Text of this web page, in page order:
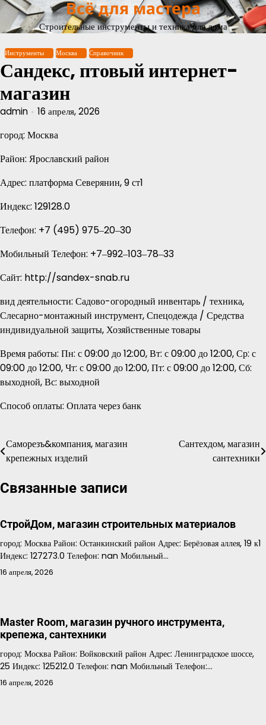
Перейти
содержимому
Всё для мастера
Строительные инструменты и техника для дома
Инструменты Москва Справочник
Сандекс, птовый интернет-
магазин
admin 16 апреля, 2026
город: Москва
Район: Ярославский район
Адрес: платформа Северянин, 9 ст1
Индекс: 129128.0
Телефон: +7 (495) 975‒20‒30
Мобильный Телефон: +7‒992‒103‒78‒33
Сайт: http://sandex-snab.ru
вид деятельности: Садово-огородный инвентарь / техника,
Слесарно-монтажный инструмент, Спецодежда / Средства
индивидуальной защиты, Хозяйственные товары
Время работы: Пн: с 09:00 до 12:00, Вт: с 09:00 до 12:00, Ср: с
09:00 до 12:00, Чт: с 09:00 до 12:00, Пт: с 09:00 до 12:00, Сб:
выходной, Вс: выходной
Способ оплаты: Оплата через банк
Навигация
по
записям
Саморезъ&компания, магазин
крепежных изделий
Сантехдом, магазин
сантехники
Связанные записи
СтройДом, магазин строительных материалов
город: Москва Район: Останкинский район Адрес: Берёзовая аллея, 19 к1
Индекс: 127273.0 Телефон: nan Мобильный…
16 апреля, 2026
Master Room, магазин ручного инструмента,
крепежа, сантехники
город: Москва Район: Войковский район Адрес: Ленинградское шоссе,
25 Индекс: 125212.0 Телефон: nan Мобильный Телефон:…
16 апреля, 2026